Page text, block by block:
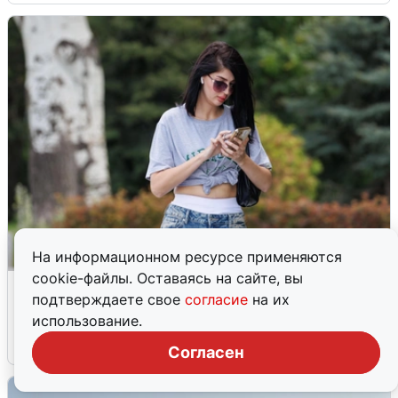
На информационном ресурсе применяются
cookie-файлы. Оставаясь на сайте, вы
подтверждаете свое согласие на их
использование.
Согласен
Волгоградцы остались без
мобильного интернета
6 августа